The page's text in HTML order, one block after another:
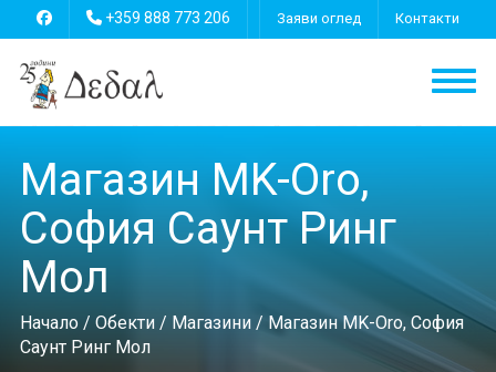
+359 888 773 206 Заяви оглед Контакти
Магазин MK-Oro,
София Саунт Ринг
Мол
Начало/ Обекти/ Магазини/ Магазин MK-Oro, София
Саунт Ринг Мол